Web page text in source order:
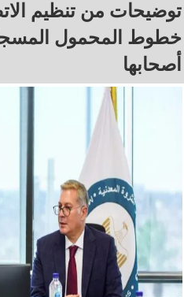
توضيحات من تنظيم
خطوط المحمول
أصحابها